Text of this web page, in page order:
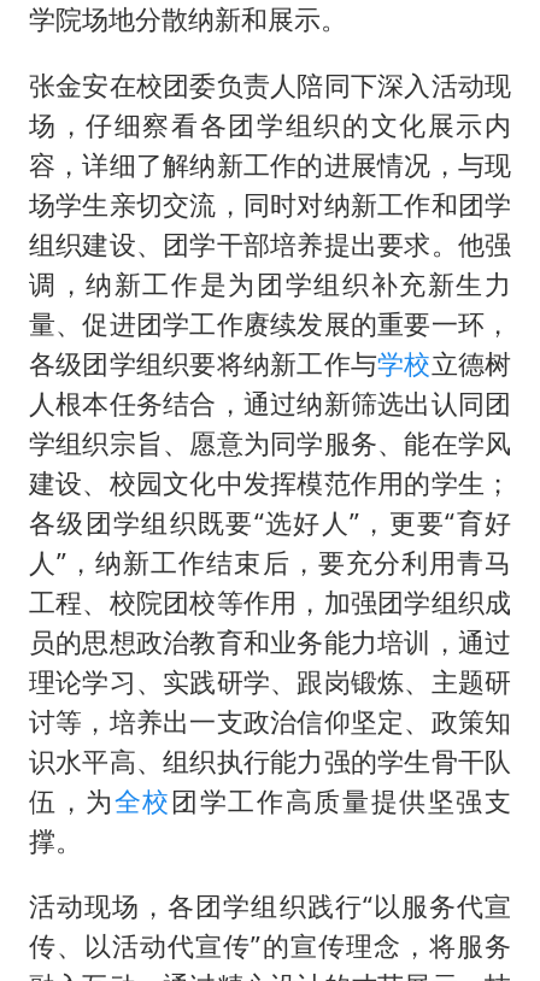
学院场地分散纳新和展示。
张金安在校团委负责人陪同下深入活动现
场，仔细察看各团学组织的文化展示内
容，详细了解纳新工作的进展情况，与现
场学生亲切交流，同时对纳新工作和团学
组织建设、团学干部培养提出要求。他强
调，纳新工作是为团学组织补充新生力
量、促进团学工作赓续发展的重要一环，
各级团学组织要将纳新工作与学校立德树
人根本任务结合，通过纳新筛选出认同团
学组织宗旨、愿意为同学服务、能在学风
建设、校园文化中发挥模范作用的学生；
各级团学组织既要“选好人”，更要“育好
人”，纳新工作结束后，要充分利用青马
工程、校院团校等作用，加强团学组织成
员的思想政治教育和业务能力培训，通过
理论学习、实践研学、跟岗锻炼、主题研
讨等，培养出一支政治信仰坚定、政策知
识水平高、组织执行能力强的学生骨干队
伍，为全校团学工作高质量提供坚强支
撑。
活动现场，各团学组织践行“以服务代宣
传、以活动代宣传”的宣传理念，将服务